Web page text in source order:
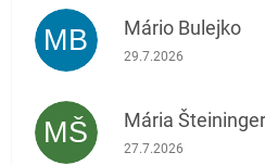
MB Mário Bulejko
Hodnotenie obchodu
29.7.2026
MŠ Mária
Hodnotenie obchodu
27.7.2026